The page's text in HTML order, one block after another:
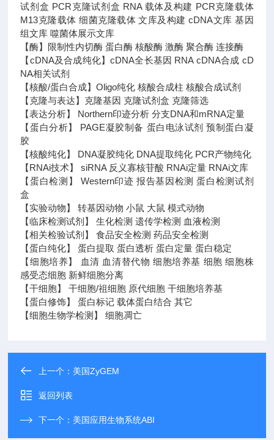
试剂盒 PCR克隆试剂盒 RNA 载体及构建 PCR克隆载体
M13克隆载体 细菌克隆载体 文库及构建 cDNA文库 基因
组文库 噬菌体展示文库
【酶】限制性内切酶 蛋白酶 核酸酶 激酶 聚合酶 连接酶
【cDNA及合成纯化】cDNA全长基因 RNA cDNA合成 cD
NA相关试剂
【核酸/蛋白合成】Oligo纯化 核酸合成柱 核酸合成试剂
【克隆与表达】克隆基因 克隆试剂盒 克隆筛选
【表达分析】 Northern印迹分析 分支DNA和mRNA定量
【蛋白分析】 PAGE凝胶制备 蛋白电泳试剂 预制蛋白凝
胶
【核酸纯化】 DNA凝胶纯化 DNA提取纯化 PCR产物纯化
【RNAi技术】 siRNA 反义寡核苷酸 RNAi定量 RNAi文库
【蛋白检测】 Western印迹 报告基因检测 蛋白检测试剂
盒
【实验动物】 转基因动物 小鼠 大鼠 模式动物
【临床检测试剂】 生化检测 遗传学检测 血液检测
【相关检验试剂】 食品安全检测 药品安全检测
【蛋白纯化】 蛋白提取 蛋白透析 蛋白定量 蛋白稳定
【细胞培养】 血清 血清替代物 细胞培养基 细胞 细胞株
感受态细胞 新鲜细胞分离
【干细胞】 干细胞/祖细胞 原代细胞 干细胞培养基
【蛋白修饰】 蛋白标记 载体蛋白结合 其它
【细胞生物学检测】 细胞凋亡
上一个： 美国ZyGEM
返回列表
下一个： 美国应用生物系统ABI